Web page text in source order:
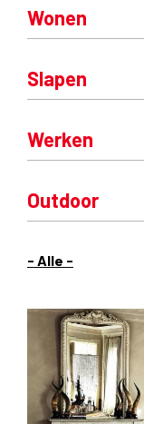
- Alle -
Wonen
Slapen
Werken
Outdoor